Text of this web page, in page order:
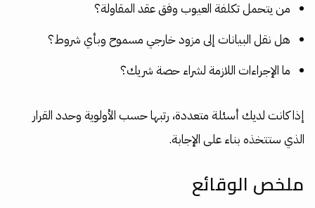
من يتحمل تكلفة العيوب وفق عقد المقاولة؟
هل نقل البيانات إلى مزود خارجي مسموح وبأي شروط؟
ما الإجراءات اللازمة لشراء حصة شريك؟
إذا كانت لديك أسئلة متعددة، رتبها حسب الأولوية وحدد القرار
الذي ستتخذه بناء على الإجابة.
ملخص الوقائع